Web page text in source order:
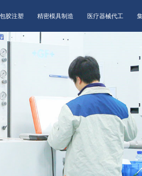
胶注塑 精密模具制造 医疗器械代工